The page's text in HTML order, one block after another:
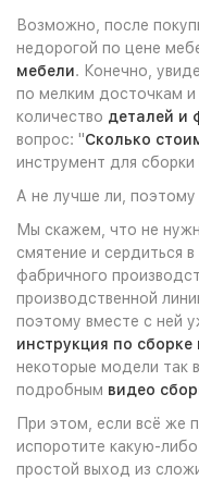
Возможно, после
недорогой по цене
мебели. Конечно,
по мелким досточкам
количество деталей и
вопрос: "Сколько
инструмент для
А не лучше ли, поэтому
Мы скажем, что не
смятение и сердиться
фабричного
производственной
поэтому вместе с ней
инструкция по сборке
некоторые модели так
подробным видео
При этом, если всё же
испоротите какую-
простой выход из